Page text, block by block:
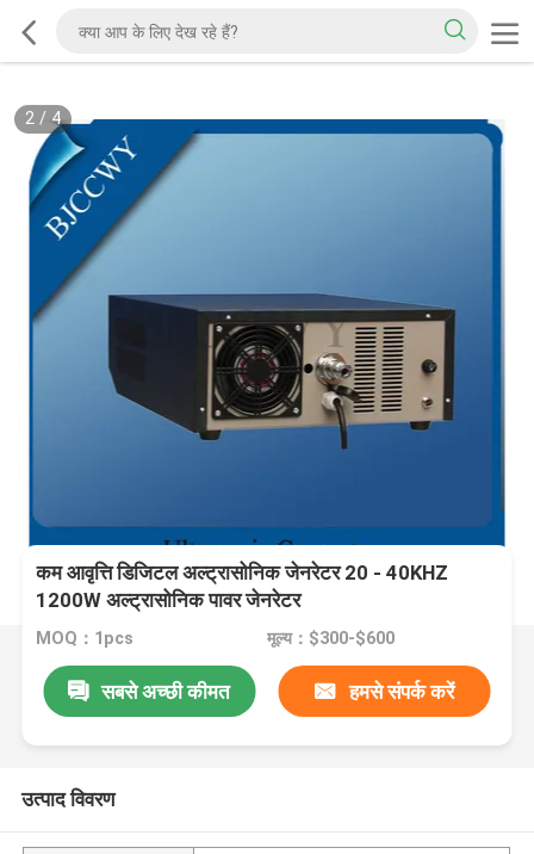
2/ 4
कम आवृत्ति डिजिटल अल्ट्रासोनिक जेनरेटर 20 - 40KHZ
1200W अल्ट्रासोनिक पावर जेनरेटर
MOQ：1pcs मूल्य：$300-$600
सबसे अच्छी कीमत हमसे संपर्क करें
उत्पाद विवरण